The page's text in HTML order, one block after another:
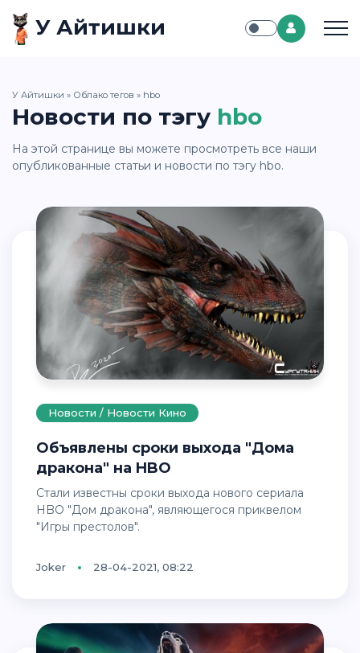
У Айтишки
У Айтишки » Облако тегов » hbo
Новости по тэгу hbo
На этой странице вы можете просмотреть все наши
опубликованные статьи и новости по тэгу hbo.
Новости / Новости Кино
Объявлены сроки выхода "Дома
дракона" на HBO
Стали известны сроки выхода нового сериала
HBO "Дом дракона", являющегося приквелом
"Игры престолов".
Joker 28-04-2021, 08:22